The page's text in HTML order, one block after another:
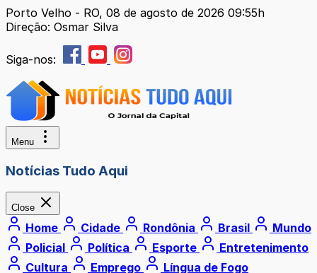
Porto Velho - RO, 08 de agosto de 2026 09:55h
Direção: Osmar Silva
Siga-nos:
Menu
Notícias Tudo Aqui
Close
Home Cidade Rondônia Brasil
Mundo
Policial
Política Esporte
Entretenimento
Cultura
Emprego Língua de Fogo